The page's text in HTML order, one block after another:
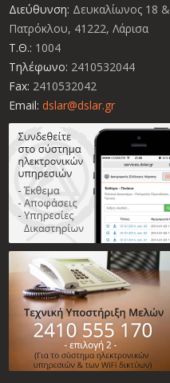
Διεύθυνση: Δευκαλίωνος 18 &
Πατρόκλου, 41222, Λάρισα
Τ.Θ.: 1004
Τηλέφωνο: 2410532044
Fax: 2410532042
Email: dslar@dslar.gr